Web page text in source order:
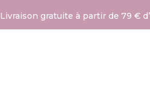
Livraison gratuite à partir de 79 €